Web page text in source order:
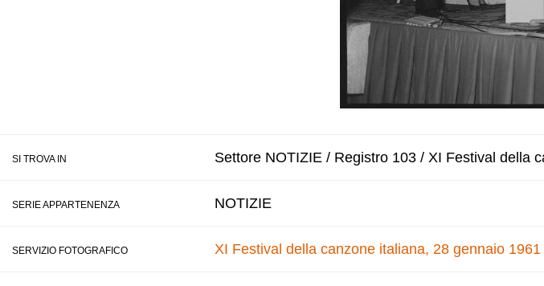
SI TROVA IN Settore NOTIZIE / Registro 103 / XI Festival della
SERIE APPARTENENZA NOTIZIE
SERVIZIO FOTOGRAFICO XI Festival della canzone italiana, 28 gennaio